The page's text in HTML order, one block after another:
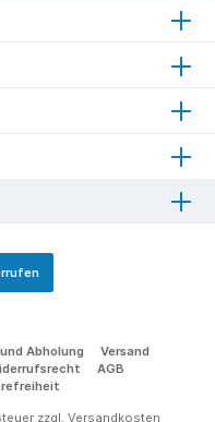
Abholung
Versand
AGB
zzgl. Versandkosten